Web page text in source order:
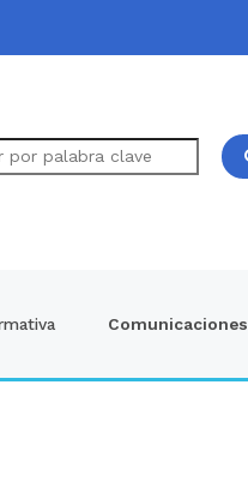
Comunicaciones